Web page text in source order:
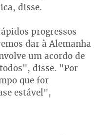
disse.
progressos
dar à Alemanha
um acordo de
disse. "Por
que for
estável",